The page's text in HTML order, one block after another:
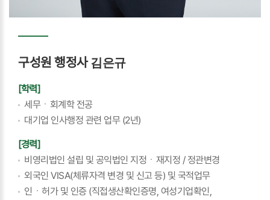
구성원 행정사김은규
[학력]
세무ㆍ회계학 전공
대기업 인사행정 관련 업무 (2년)
[경력]
비영리법인 설립 및 공익법인 지정ㆍ재지정 / 정관변경
외국인 VISA(체류자격 변경 및 신고 등) 및 국적업무
인ㆍ허가 및 인증 (직접생산확인증명, 여성기업확인,